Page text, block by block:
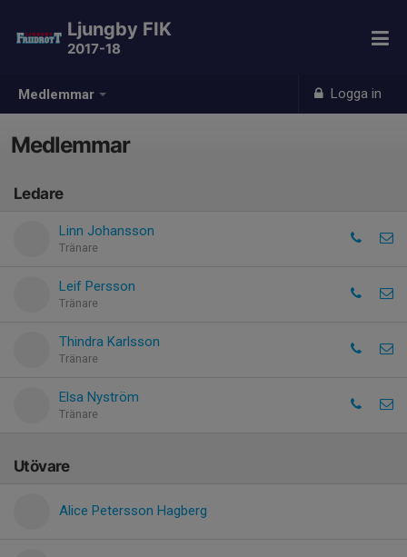
Medlemmar Logga in
Ljungby FIK
2017-18
Medlemmar
Ledare
Linn Johansson
Tränare
Leif Persson
Tränare
Thindra Karlsson
Tränare
Elsa Nyström
Tränare
Utövare
Alice Petersson Hagberg